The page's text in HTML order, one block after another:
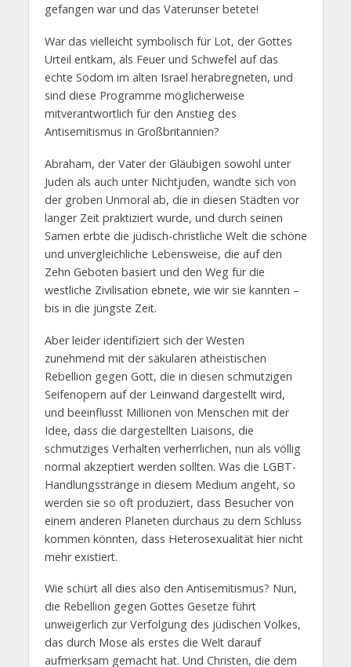
gefangen war und das Vaterunser betete!
War das vielleicht symbolisch für Lot, der Gottes
Urteil entkam, als Feuer und Schwefel auf das
echte Sodom im alten Israel herabregneten, und
sind diese Programme möglicherweise
mitverantwortlich für den Anstieg des
Antisemitismus in Großbritannien?
Abraham, der Vater der Gläubigen sowohl unter
Juden als auch unter Nichtjuden, wandte sich von
der groben Unmoral ab, die in diesen Städten vor
langer Zeit praktiziert wurde, und durch seinen
Samen erbte die jüdisch-christliche Welt die schöne
und unvergleichliche Lebensweise, die auf den
Zehn Geboten basiert und den Weg für die
westliche Zivilisation ebnete, wie wir sie kannten –
bis in die jüngste Zeit.
Aber leider identifiziert sich der Westen
zunehmend mit der säkularen atheistischen
Rebellion gegen Gott, die in diesen schmutzigen
Seifenopern auf der Leinwand dargestellt wird,
und beeinflusst Millionen von Menschen mit der
Idee, dass die dargestellten Liaisons, die
schmutziges Verhalten verherrlichen, nun als völlig
normal akzeptiert werden sollten. Was die LGBT-
Handlungsstränge in diesem Medium angeht, so
werden sie so oft produziert, dass Besucher von
einem anderen Planeten durchaus zu dem Schluss
kommen könnten, dass Heterosexualität hier nicht
mehr existiert.
Wie schürt all dies also den Antisemitismus? Nun,
die Rebellion gegen Gottes Gesetze führt
unweigerlich zur Verfolgung des jüdischen Volkes,
das durch Mose als erstes die Welt darauf
aufmerksam gemacht hat. Und Christen, die dem